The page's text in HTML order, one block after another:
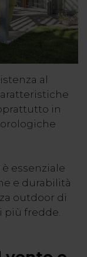
al
in
essenziale
e durabilità
outdoor di
più fredde.